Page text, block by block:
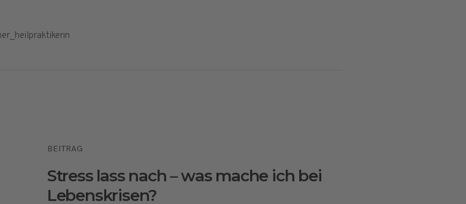
BEITRAG
Stress lass nach – was mache ich bei
Lebenskrisen?